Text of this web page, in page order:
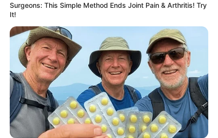
ดูดวงรายเดือน
รักษ์เลขเด็ด เช็ก ดวงสิงหาคม 2569
ครึ่งเดือนแรกใครจะเป็นเศรษฐี
ดูดวงรายเดือน
Surgeons: This Simple Method Ends Joint Pain & Arthritis! Try
It!